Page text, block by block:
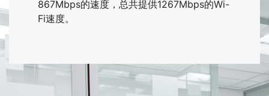
867Mbps的速度，总共提供1267Mbps的Wi-
Fi速度。